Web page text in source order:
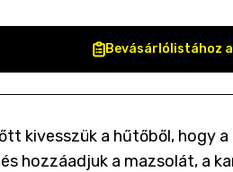
Bevásárlólistához
kivesszük a hűtőből, hogy
hozzáadjuk a mazsolát, a